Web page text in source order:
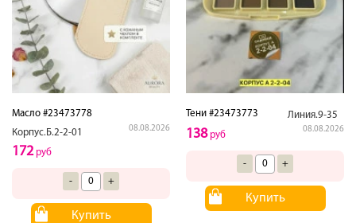
Масло #23473778
Корпус.Б.2-2-01
08.08.2026
172руб
- +
Купить
Тени #23473773 Линия.9-35
08.08.2026
138руб
- +
Купить